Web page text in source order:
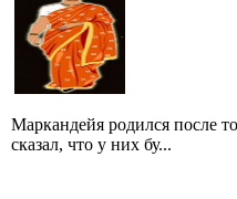
Маркандейя родился после
сказал, что у них бу...